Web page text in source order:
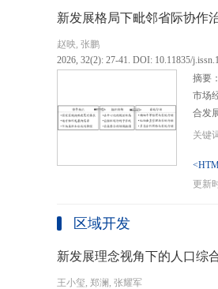
划以及教育主体的培育，创新性回答
新发展格局下毗邻省际协作
赵映, 张鹏
2026, 32(2): 27-41. DOI: 10.11835/
摘要
市场
合发
行政
内需
理提
例，
理
更新
区域开发
新发展理念视角下的人口综
王小玺, 郑澜, 张耀军